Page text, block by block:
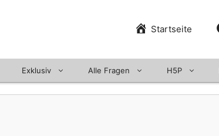
Startseite
Exklusiv Alle Fragen H5P